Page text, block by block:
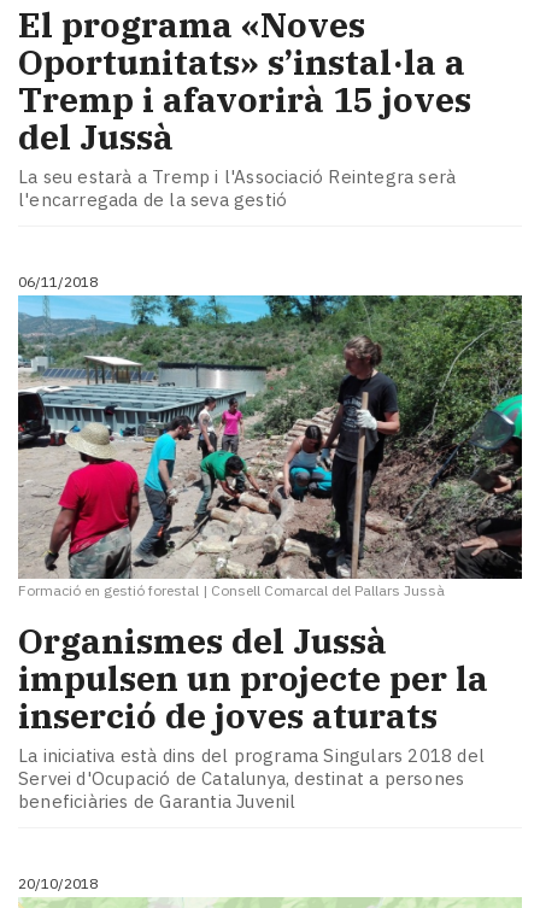
El programa «Noves
Oportunitats» s’instal·la a
Tremp i afavorirà 15 joves
del Jussà
La seu estarà a Tremp i l'Associació Reintegra serà
l'encarregada de la seva gestió
06/11/2018
Formació en gestió forestal | Consell Comarcal del Pallars Jussà
Organismes del Jussà
impulsen un projecte per la
inserció de joves aturats
La iniciativa està dins del programa Singulars 2018 del
Servei d'Ocupació de Catalunya, destinat a persones
beneficiàries de Garantia Juvenil
20/10/2018